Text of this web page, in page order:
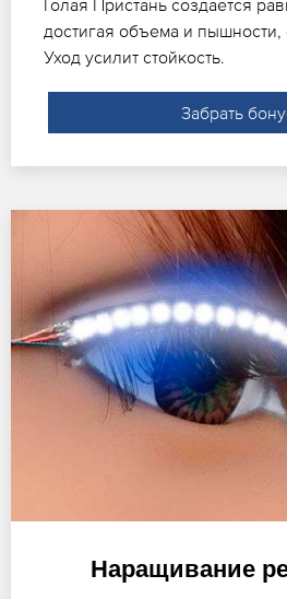
Голая Пристань создается
достигая объема и
Уход усилит стойкость.
Забрать
Наращивание